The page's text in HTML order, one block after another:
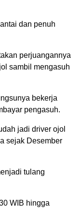
dan penuh
perjuangannya
sambil mengasuh
bekerja
pengasuh.
jadi driver ojol
sejak Desember
tulang
WIB hingga